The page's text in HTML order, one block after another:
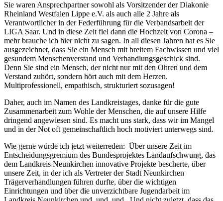
Sie waren Ansprechpartner sowohl als Vorsitzender der Diakonie
Rheinland Westfalen Lippe e.V. als auch alle 2 Jahre als
Verantwortlicher in der Federführung für die Verbandsarbeit der
LIGA Saar. Und in diese Zeit fiel dann die Hochzeit von Corona –
mehr brauche ich hier nicht zu sagen. In all diesen Jahren hat es Sie
ausgezeichnet, dass Sie ein Mensch mit breitem Fachwissen und viel
gesundem Menschenverstand und Verhandlungsgeschick sind.
Denn Sie sind ein Mensch, der nicht nur mit den Ohren und dem
Verstand zuhört, sondern hört auch mit dem Herzen.
Multiprofessionell, empathisch, strukturiert sozusagen!
Daher, auch im Namen des Landkreistages, danke für die gute
Zusammenarbeit zum Wohle der Menschen, die auf unsere Hilfe
dringend angewiesen sind. Es macht uns stark, dass wir im Mangel
und in der Not oft gemeinschaftlich hoch motiviert unterwegs sind.
Wie gerne würde ich jetzt weiterreden: Über unsere Zeit im
Entscheidungsgremium des Bundesprojektes Landaufschwung, das
dem Landkreis Neunkirchen innovative Projekte bescherte, über
unsere Zeit, in der ich als Vertreter der Stadt Neunkirchen
Trägerverhandlungen führen durfte, über die wichtigen
Einrichtungen und über die unverzichtbare Jugendarbeit im